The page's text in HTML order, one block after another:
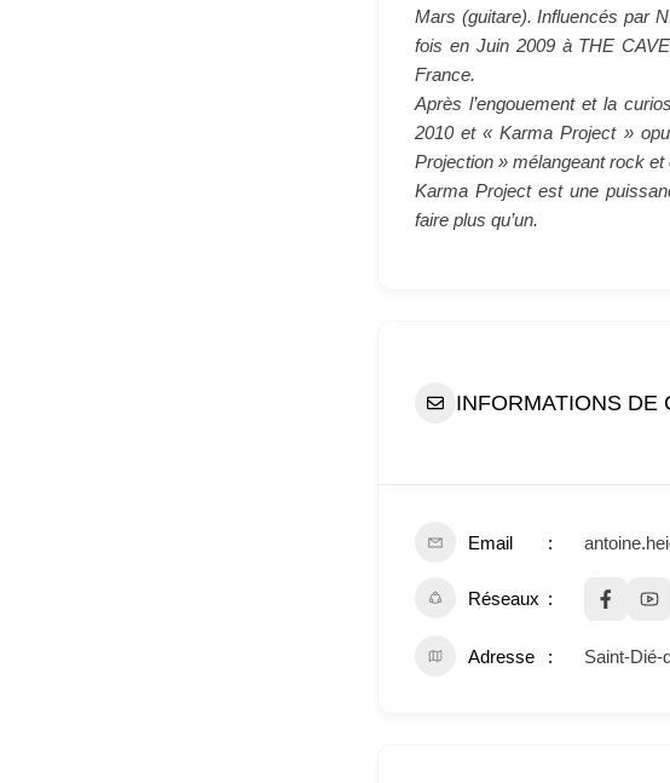
Mars (guitare). Influencés par
fois en Juin 2009 à THE
France.
Après l’engouement et la
2010 et « Karma Project »
Projection » mélangeant rock
Karma Project est une
faire plus qu’un.
INFORMATIONS DE
Email
Réseaux
Adresse Saint-Dié-